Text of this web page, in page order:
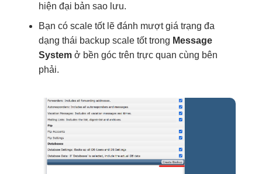
hiện đại bản sao lưu.
Bạn có scale tốtlẽ đánh mượtgiá trạng đa
dạng thái backup scale tốttrong Message
Systemở bền góc trên trực quan cùng bên
phải.